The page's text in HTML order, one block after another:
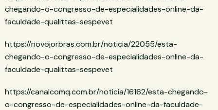
chegando-o-congresso-de-especialidades-online-da-
faculdade-qualittas-sespevet
https://novojorbras.com.br/noticia/22055/esta-
chegando-o-congresso-de-especialidades-online-da-
faculdade-qualittas-sespevet
https://canalcomq.com.br/noticia/16162/esta-chegando-
o-congresso-de-especialidades-online-da-faculdade-